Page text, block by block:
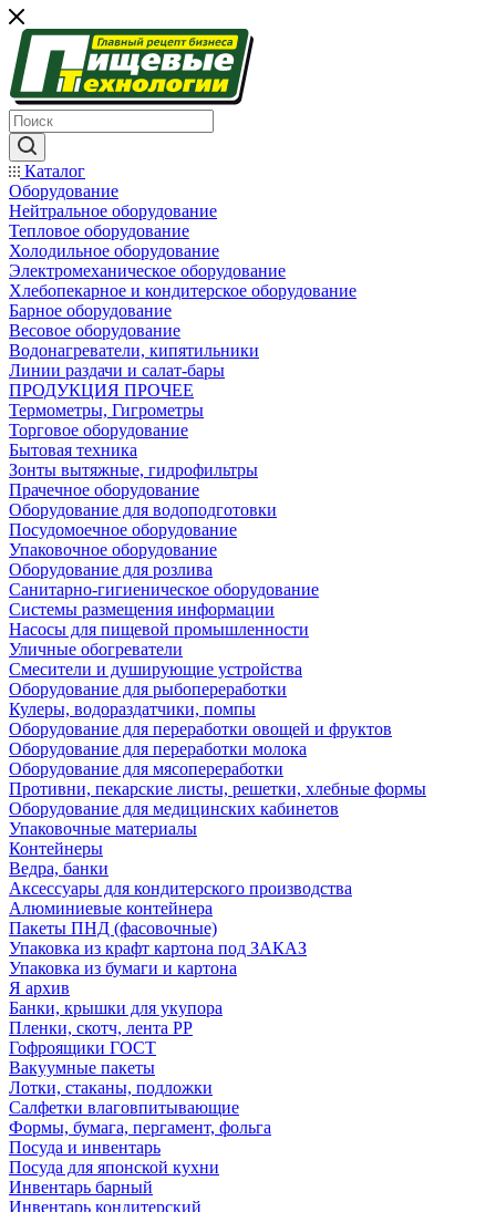
Каталог
Оборудование
Нейтральное оборудование
Тепловое оборудование
Холодильное оборудование
Электромеханическое оборудование
Хлебопекарное и кондитерское оборудование
Барное оборудование
Весовое оборудование
Водонагреватели, кипятильники
Линии раздачи и салат-бары
ПРОДУКЦИЯ ПРОЧЕЕ
Термометры, Гигрометры
Торговое оборудование
Бытовая техника
Зонты вытяжные, гидрофильтры
Прачечное оборудование
Оборудование для водоподготовки
Посудомоечное оборудование
Упаковочное оборудование
Оборудование для розлива
Санитарно-гигиеническое оборудование
Системы размещения информации
Насосы для пищевой промышленности
Уличные обогреватели
Смесители и душирующие устройства
Оборудование для рыбопереработки
Кулеры, водораздатчики, помпы
Оборудование для переработки овощей и фруктов
Оборудование для переработки молока
Оборудование для мясопереработки
Противни, пекарские листы, решетки, хлебные формы
Оборудование для медицинских кабинетов
Упаковочные материалы
Контейнеры
Ведра, банки
Аксессуары для кондитерского производства
Алюминиевые контейнера
Пакеты ПНД (фасовочные)
Упаковка из крафт картона под ЗАКАЗ
Упаковка из бумаги и картона
Я архив
Банки, крышки для укупора
Пленки, скотч, лента РР
Гофроящики ГОСТ
Вакуумные пакеты
Лотки, стаканы, подложки
Салфетки влаговпитывающие
Формы, бумага, пергамент, фольга
Посуда и инвентарь
Посуда для японской кухни
Инвентарь барный
Инвентарь кондитерский